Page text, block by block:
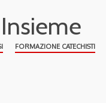
FORMAZIONE CATECHISTI